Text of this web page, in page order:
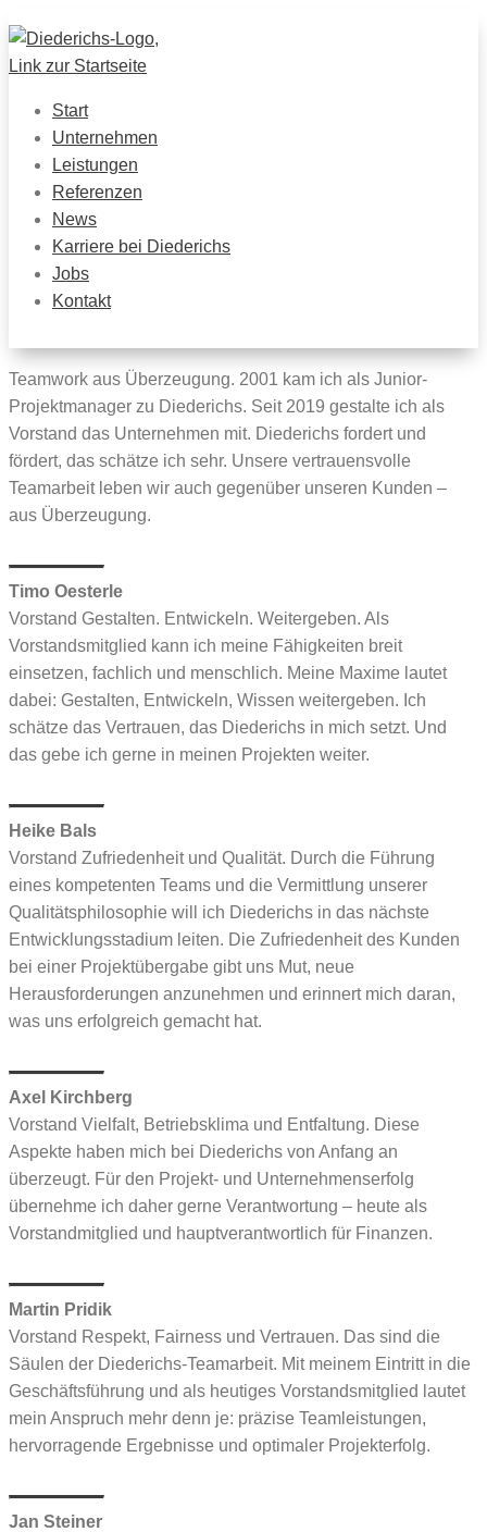
Start
Unternehmen
Leistungen
Referenzen
News
Karriere bei Diederichs
Jobs
Kontakt
Teamwork aus Überzeugung. 2001 kam ich als Junior-
Projektmanager zu Diederichs. Seit 2019 gestalte ich als
Vorstand das Unternehmen mit. Diederichs fordert und
fördert, das schätze ich sehr. Unsere vertrauensvolle
Teamarbeit leben wir auch gegenüber unseren Kunden –
aus Überzeugung.
Timo Oesterle
Vorstand Gestalten. Entwickeln. Weitergeben. Als
Vorstandsmitglied kann ich meine Fähigkeiten breit
einsetzen, fachlich und menschlich. Meine Maxime lautet
dabei: Gestalten, Entwickeln, Wissen weitergeben. Ich
schätze das Vertrauen, das Diederichs in mich setzt. Und
das gebe ich gerne in meinen Projekten weiter.
Heike Bals
Vorstand Zufriedenheit und Qualität. Durch die Führung
eines kompetenten Teams und die Vermittlung unserer
Qualitätsphilosophie will ich Diederichs in das nächste
Entwicklungsstadium leiten. Die Zufriedenheit des Kunden
bei einer Projektübergabe gibt uns Mut, neue
Herausforderungen anzunehmen und erinnert mich daran,
was uns erfolgreich gemacht hat.
Axel Kirchberg
Vorstand Vielfalt, Betriebsklima und Entfaltung. Diese
Aspekte haben mich bei Diederichs von Anfang an
überzeugt. Für den Projekt- und Unternehmenserfolg
übernehme ich daher gerne Verantwortung – heute als
Vorstandmitglied und hauptverantwortlich für Finanzen.
Martin Pridik
Vorstand Respekt, Fairness und Vertrauen. Das sind die
Säulen der Diederichs-Teamarbeit. Mit meinem Eintritt in die
Geschäftsführung und als heutiges Vorstandsmitglied lautet
mein Anspruch mehr denn je: präzise Teamleistungen,
hervorragende Ergebnisse und optimaler Projekterfolg.
Jan Steiner